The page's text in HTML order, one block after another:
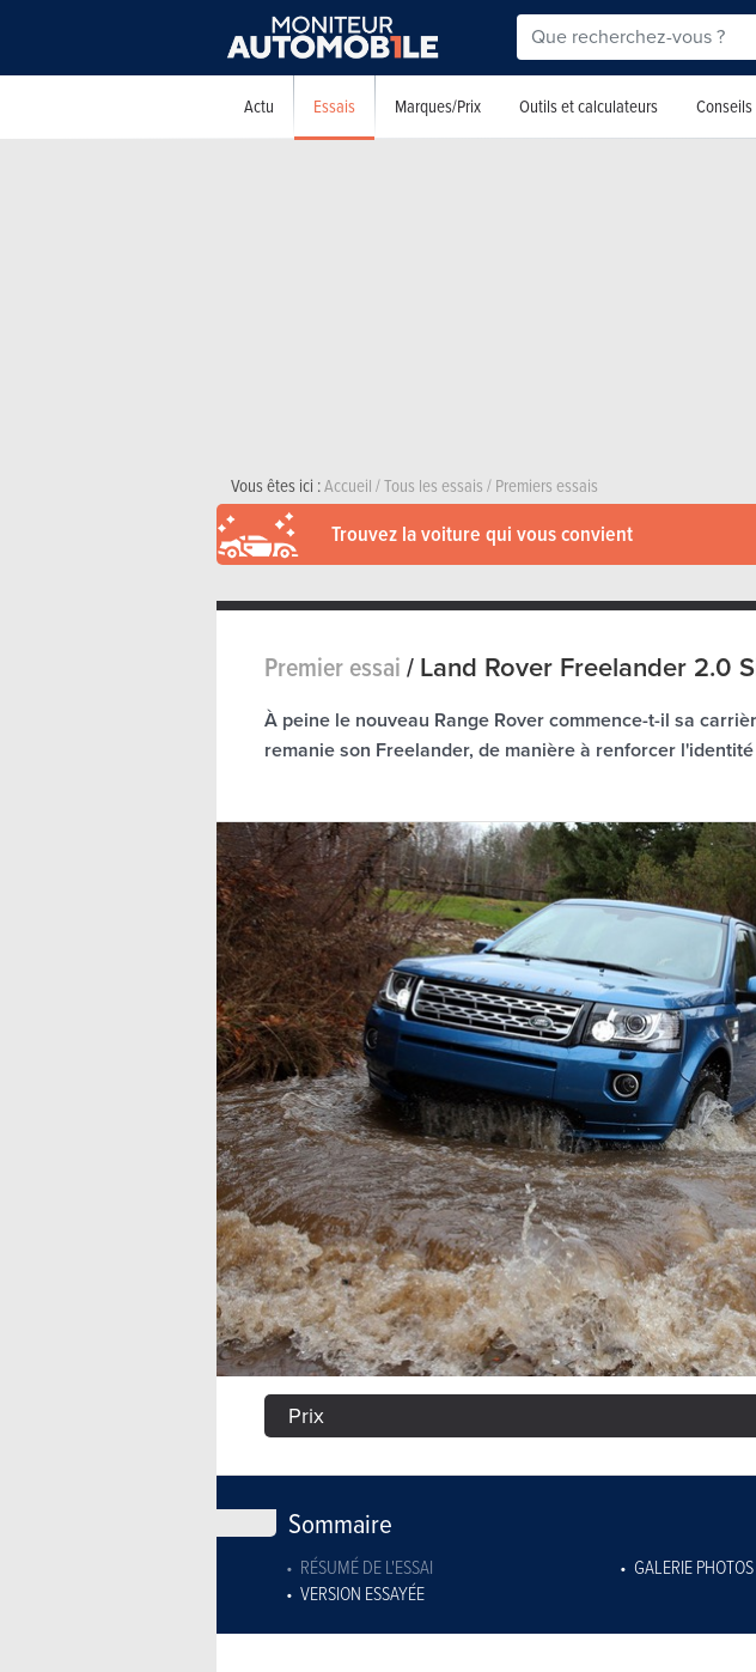
Actu Essais Marques/Prix Outils et calculateurs Conseils
Vous êtes ici :Accueil/Tous les essais/Premiers essais
Trouvez la voiture qui vous convient
Premier essai/Land Rover Freelander 2.0
À peine le nouveau Range Rover commence-t-il sa
remanie son Freelander, de manière à renforcer
Prix
Sommaire
RÉSUMÉ DE L'ESSAI
GALERIE
VERSION ESSAYÉE